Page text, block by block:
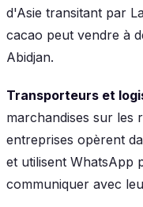
d'Asie transitant par
cacao peut vendre à
Abidjan.
Transporteurs et
marchandises sur les
entreprises opèrent
et utilisent WhatsApp
communiquer avec